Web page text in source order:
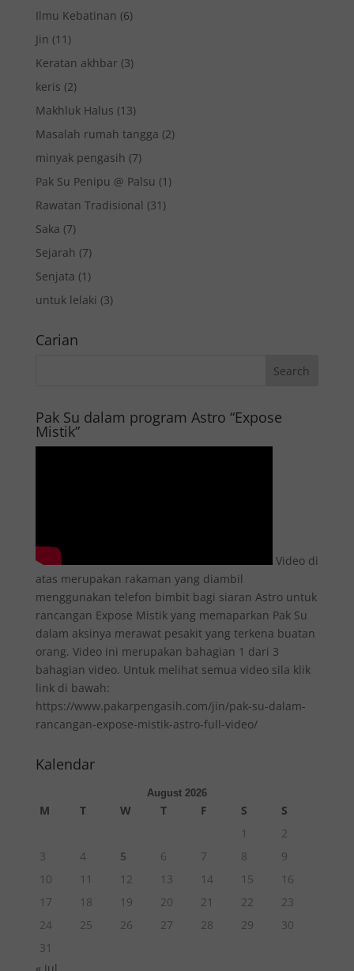
Ilmu Kebatinan (6)
Jin (11)
Keratan akhbar (3)
keris (2)
Makhluk Halus (13)
Masalah rumah tangga (2)
minyak pengasih (7)
Pak Su Penipu @ Palsu (1)
Rawatan Tradisional (31)
Saka (7)
Sejarah (7)
Senjata (1)
untuk lelaki (3)
Carian
Pak Su dalam program Astro “Expose
Mistik”
Video di
atas merupakan rakaman yang diambil
menggunakan telefon bimbit bagi siaran Astro untuk
rancangan Expose Mistik yang memaparkan Pak Su
dalam aksinya merawat pesakit yang terkena buatan
orang. Video ini merupakan bahagian 1 dari 3
bahagian video. Untuk melihat semua video sila klik
link di bawah:
https://www.pakarpengasih.com/jin/pak-su-dalam-
rancangan-expose-mistik-astro-full-video/
Kalendar
August 2026
M T W T F S
S
1
2
3
4 5 6 7 8
9
10
11 12 13 14 15
16
17
18 19 20 21 22
23
24
25 26 27 28 29
30
31